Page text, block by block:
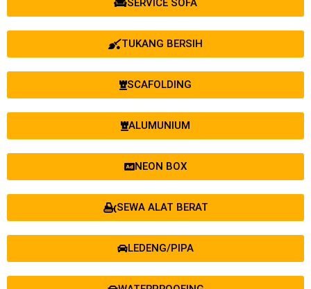
SERVICE SOFA
TUKANG BERSIH
SCAFOLDING
ALUMUNIUM
NEON BOX
SEWA ALAT BERAT
LEDENG/PIPA